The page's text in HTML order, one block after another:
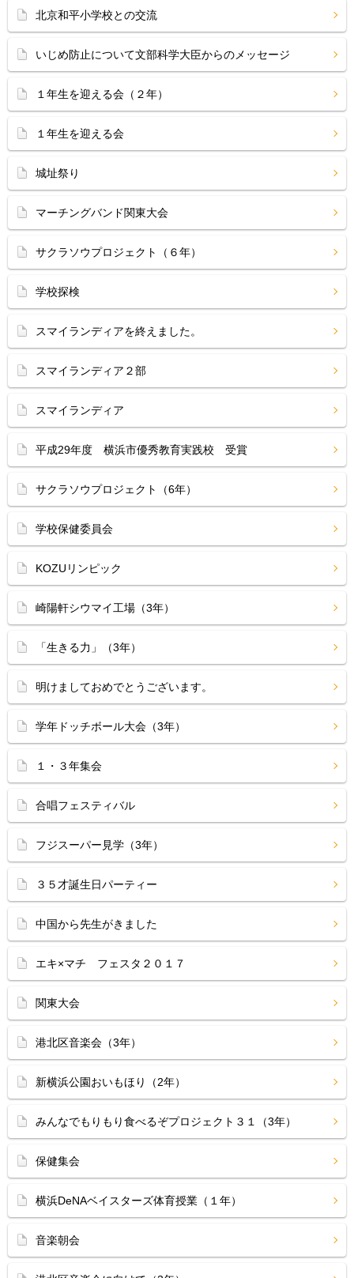
北京和平小学校との交流
いじめ防止について文部科学大臣からのメッセージ
１年生を迎える会（２年）
１年生を迎える会
城址祭り
マーチングバンド関東大会
サクラソウプロジェクト（６年）
学校探検
スマイランディアを終えました。
スマイランディア２部
スマイランディア
平成29年度 横浜市優秀教育実践校 受賞
サクラソウプロジェクト（6年）
学校保健委員会
KOZUリンピック
崎陽軒シウマイ工場（3年）
「生きる力」（3年）
明けましておめでとうございます。
学年ドッチボール大会（3年）
１・３年集会
合唱フェスティバル
フジスーパー見学（3年）
３５才誕生日パーティー
中国から先生がきました
エキ×マチ フェスタ２０１７
関東大会
港北区音楽会（3年）
新横浜公園おいもほり（2年）
みんなでもりもり食べるぞプロジェクト３１（3年）
保健集会
横浜DeNAベイスターズ体育授業（１年）
音楽朝会